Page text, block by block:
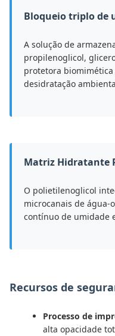
Bloqueio triplo de
A solução de
propilenoglicol,
protetora
desidratação
Matriz Hidratante
O polietilenoglicol
microcanais de
contínuo de umidade
Recursos de
Processo de
alta opacidade